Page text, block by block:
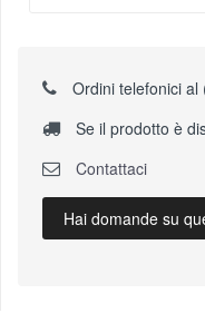
Ordini telefonici
Se il prodotto è
Contattaci
Hai domande su